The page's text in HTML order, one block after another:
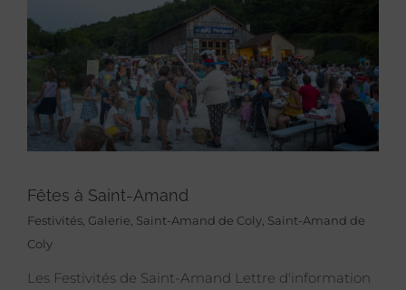
Fêtes à Saint-Amand
Festivités, Galerie, Saint-Amand de Coly, Saint-Amand de
Coly
Les Festivités de Saint-Amand Lettre d'information